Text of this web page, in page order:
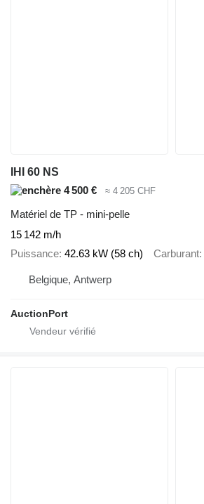
IHI 60 NS
4 500 €
≈ 4 205 CHF
Matériel de TP - mini-pelle
15 142 m/h
Puissance 42.63 kW (58 ch) Carburant
Belgique, Antwerp
AuctionPort